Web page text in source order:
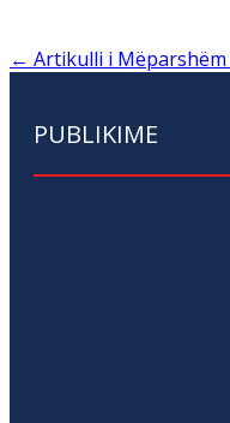
← Artikulli i Mëparshëm
PUBLIKIME